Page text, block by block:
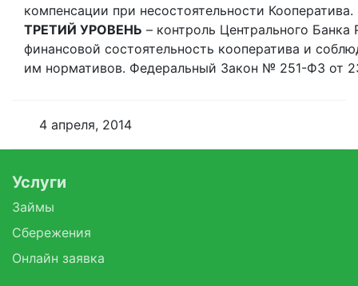
компенсации при несостоятельности Кооператива.
ТРЕТИЙ УРОВЕНЬ – контроль Центрального Банка
финансовой состоятельность кооператива и
им нормативов. Федеральный Закон № 251-ФЗ от
4 апреля, 2014
Услуги
Займы
Сбережения
Онлайн заявка